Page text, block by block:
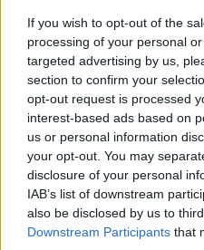
If you wish to opt-out of the
processing of your personal
targeted advertising by us,
section to confirm your
opt-out request is processed
interest-based ads based on
us or personal information
your opt-out. You may
disclosure of your personal
IAB’s list of downstream
also be disclosed by us to
Downstream Participants that
«Το 5G θα επιτρέψει
τους ανθρώπους και
ευρωπαϊκές εταιρείες»
Μάλιστα, η Επιτροπή
και όσον αφορά τις
Wi-Fi με ζώνες